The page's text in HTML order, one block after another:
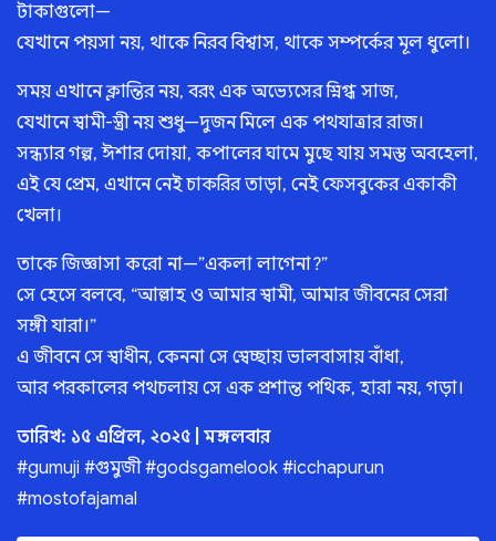
টাকাগুলো—
যেখানে পয়সা নয়, থাকে নিরব বিশ্বাস, থাকে সম্পর্কের মূল ধুলো।
সময় এখানে ক্লান্তির নয়, বরং এক অভ্যেসের স্নিগ্ধ সাজ,
যেখানে স্বামী-স্ত্রী নয় শুধু—দুজন মিলে এক পথযাত্রার রাজ।
সন্ধ্যার গল্প, ঈশার দোয়া, কপালের ঘামে মুছে যায় সমস্ত অবহেলা,
এই যে প্রেম, এখানে নেই চাকরির তাড়া, নেই ফেসবুকের একাকী
খেলা।
তাকে জিজ্ঞাসা করো না—”একলা লাগেনা?”
সে হেসে বলবে, “আল্লাহ ও আমার স্বামী, আমার জীবনের সেরা
সঙ্গী যারা।”
এ জীবনে সে স্বাধীন, কেননা সে স্বেচ্ছায় ভালবাসায় বাঁধা,
আর পরকালের পথচলায় সে এক প্রশান্ত পথিক, হারা নয়, গড়া।
তারিখ: ১৫ এপ্রিল, ২০২৫ | মঙ্গলবার
#gumuji #গুমুজী #godsgamelook #icchapurun
#mostofajamal